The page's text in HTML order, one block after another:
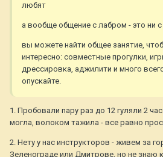
любят
а вообще общение с лабром - это ни
вы можете найти общее занятие,
интересно: совместные прогулки,
дрессировка, аджилити и много
опускайте.
1. Пробовали пару раз до 12 гуляли 2
могла, волоком тажила - все равно
2. Нету у нас инструкторов - живем за
Зеленограде или Дмитрове, но не знаю